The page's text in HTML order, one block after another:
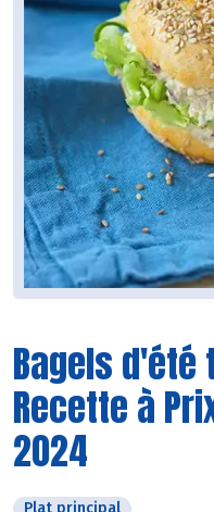
Bagels
Recette à
2024
Plat principal